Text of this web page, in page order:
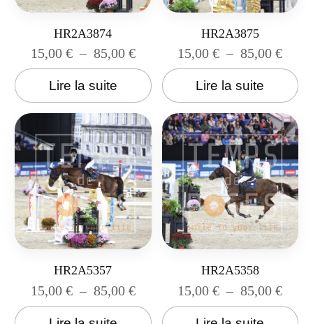
HR2A3874
15,00 € – 85,00 €
Lire la suite
HR2A3875
15,00€ – 85,00€
Lire la suite
HR2A5357
15,00 € – 85,00 €
HR2A5358
15,00€ – 85,00€